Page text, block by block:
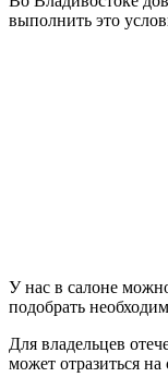
выполнить это
У нас в салоне
подобрать
Для владельцев
может отразиться